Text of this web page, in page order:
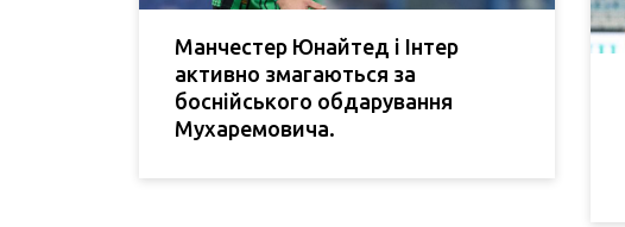
Манчестер Юнайтед і Інтер
активно змагаються за
боснійського обдарування
Мухаремовича.